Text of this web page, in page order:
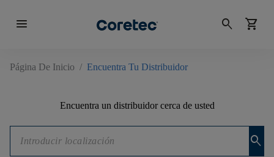
menu search shopping_cart
Página De Inicio / Encuentra Tu Distribuidor
Encuentra un distribuidor cerca de usted
search